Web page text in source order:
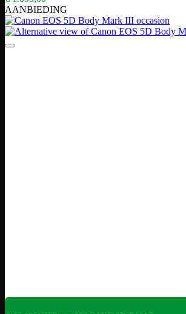
AANBIEDING